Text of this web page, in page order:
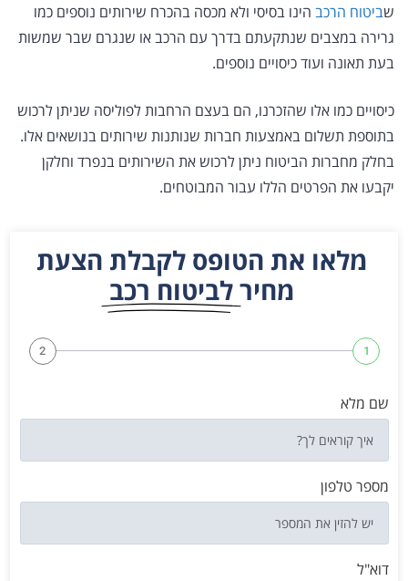
שביטוח הרכב הינו בסיסי ולא מכסה בהכרח שירותים נוספים כמו
גרירה במצבים שנתקעתם בדרך עם הרכב או שנגרם שבר שמשות
בעת תאונה ועוד כיסויים נוספים.
כיסויים כמו אלו שהזכרנו, הם בעצם הרחבות לפוליסה שניתן לרכוש
בתוספת תשלום באמצעות חברות שנותנות שירותים בנושאים אלו.
בחלק מחברות הביטוח ניתן לרכוש את השירותים בנפרד וחלקן
יקבעו את הפרטים הללו עבור המבוטחים.
מלאו את הטופס לקבלת הצעת
מחירלביטוח רכב
1
2
שם מלא
מספר טלפון
דוא"ל